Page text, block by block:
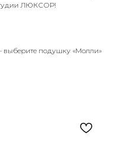
ЛЮКСОР!
выберите подушку «Молли»